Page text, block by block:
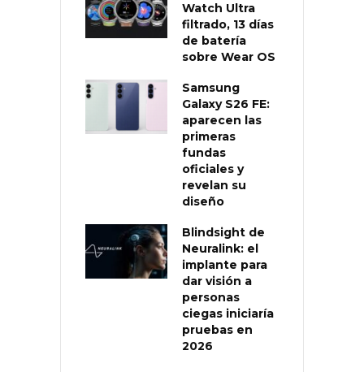
Watch Ultra
filtrado, 13 días
de batería
sobre Wear OS
Samsung
Galaxy S26 FE:
aparecen las
primeras
fundas
oficiales y
revelan su
diseño
Blindsight de
Neuralink: el
implante para
dar visión a
personas
ciegas iniciaría
pruebas en
2026